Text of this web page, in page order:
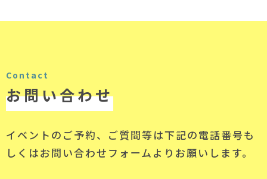
Contact
お問い合わせ
イベントのご予約、ご質問等は下記の電話番号も
しくはお問い合わせフォームよりお願いします。